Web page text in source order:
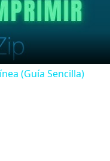
(Guía Sencilla)